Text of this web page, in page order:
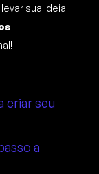
sua ideia
criar seu
a